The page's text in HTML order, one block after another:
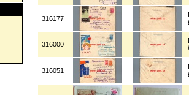
316177
316000
316051